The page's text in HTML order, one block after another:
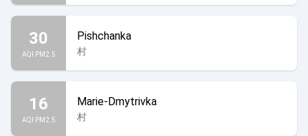
30
AQI PM2.5
Pishchanka
村
16
AQI PM2.5
Marie-Dmytrivka
村